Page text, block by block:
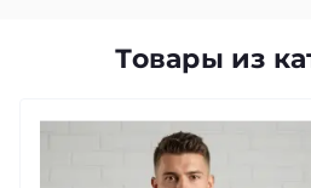
Товары из